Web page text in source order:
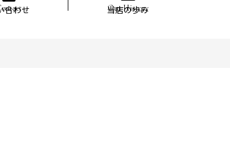
合わせ 当店の歩み